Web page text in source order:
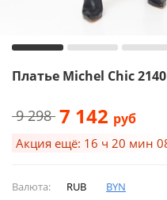
Платье Michel Chic
9 298 7 142 руб
Акция ещё: 16 ч 20 мин
Валюта: RUB BYN